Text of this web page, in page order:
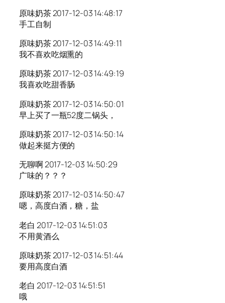
原味奶茶 2017-12-03 14:48:17
手工自制
原味奶茶 2017-12-03 14:49:11
我不喜欢吃烟熏的
原味奶茶 2017-12-03 14:49:19
我喜欢吃甜香肠
原味奶茶 2017-12-03 14:50:01
早上买了一瓶52度二锅头，
原味奶茶 2017-12-03 14:50:14
做起来挺方便的
无聊啊 2017-12-03 14:50:29
广味的？？？
原味奶茶 2017-12-03 14:50:47
嗯，高度白酒，糖，盐
老白 2017-12-03 14:51:03
不用黄酒么
原味奶茶 2017-12-03 14:51:44
要用高度白酒
老白 2017-12-03 14:51:51
哦